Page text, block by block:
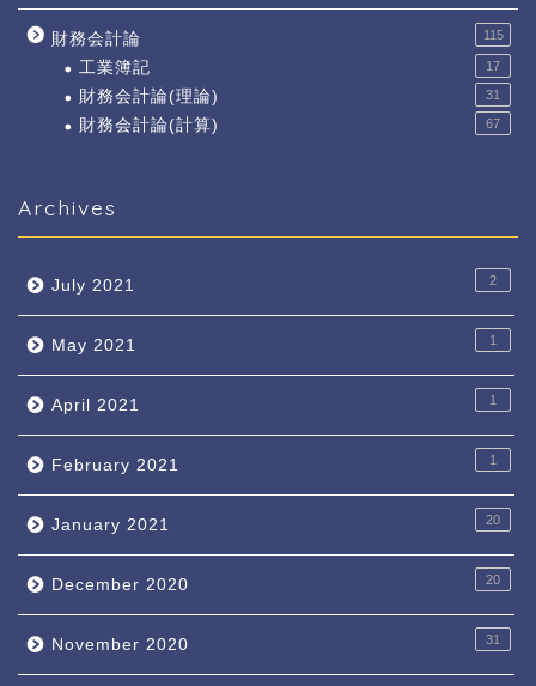
財務会計論 115
工業簿記 17
財務会計論(理論) 31
財務会計論(計算) 67
Archives
July 2021 2
May 2021 1
April 2021 1
February 2021 1
January 2021 20
December 2020 20
November 2020 31